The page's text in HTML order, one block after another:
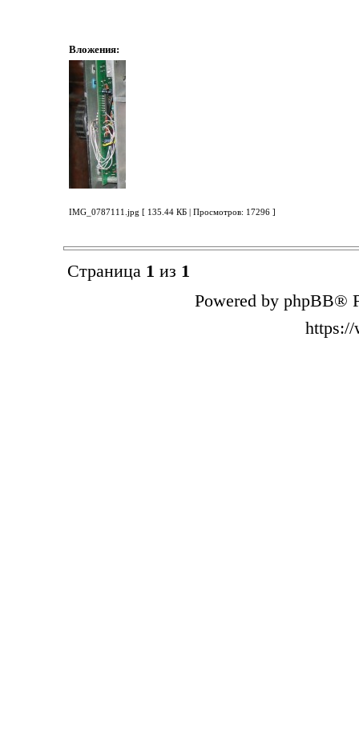
Вложения:
IMG_0787111.jpg [ 135.44 КБ | Просмотров: 17296 ]
Страница 1 из 1
Powered by phpBB®
https://